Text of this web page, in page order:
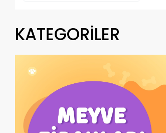
KATEGORİLER